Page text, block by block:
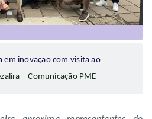
em inovação com visita ao
– Comunicação PME